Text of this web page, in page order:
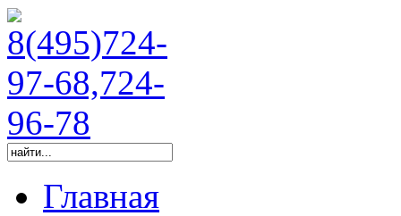
Главная